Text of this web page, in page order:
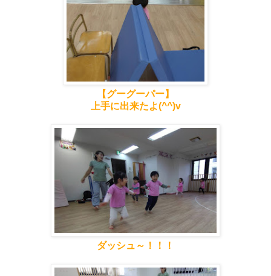
【グーグーパー】
上手に出来たよ(^^)v
ダッシュ～！！！